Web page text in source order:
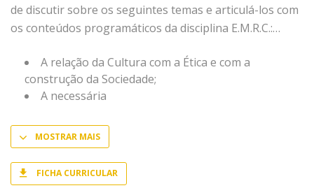
de discutir sobre os seguintes temas e articulá-los com
os conteúdos programáticos da disciplina E.M.R.C.:
A relação da Cultura com a Ética e com a
construção da Sociedade;
A necessária
MOSTRAR MAIS
FICHA CURRICULAR